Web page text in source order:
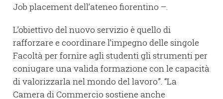
Job placement dell’ateneo fiorentino –.
L’obiettivo del nuovo servizio è quello di
rafforzare e coordinare l’impegno delle singole
Facoltà per fornire agli studenti gli strumenti per
coniugare una valida formazione con le capacità
di valorizzarla nel mondo del lavoro”. “La
Camera di Commercio sostiene anche